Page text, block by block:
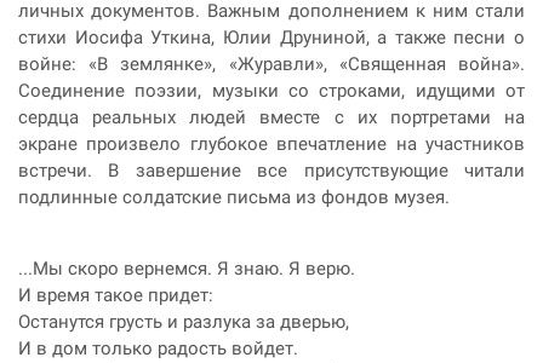
личных документов. Важным дополнением к ним стали
стихи Иосифа Уткина, Юлии Друниной, а также песни о
войне: «В землянке», «Журавли», «Священная война».
Соединение поэзии, музыки со строками, идущими от
сердца реальных людей вместе с их портретами на
экране произвело глубокое впечатление на участников
встречи. В завершение все присутствующие читали
подлинные солдатские письма из фондов музея.
...Мы скоро вернемся. Я знаю. Я верю.
И время такое придет:
Останутся грусть и разлука за дверью,
И в дом только радость войдет.